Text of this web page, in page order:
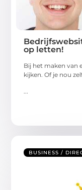
op letten!
Bij het maken van
kijken. Of je nou
BUSINESS /